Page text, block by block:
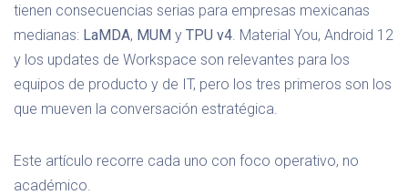
tienen consecuencias serias para empresas mexicanas
medianas: LaMDA, MUM y TPU v4 . Material You, Android 12
y los updates de Workspace son relevantes para los
equipos de producto y de IT, pero los tres primeros son los
que mueven la conversación estratégica.
Este artículo recorre cada uno con foco operativo, no
académico.